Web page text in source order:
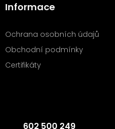
Informace
Ochrana osobních údajů
Obchodní podmínky
Certifikáty
602 500 249